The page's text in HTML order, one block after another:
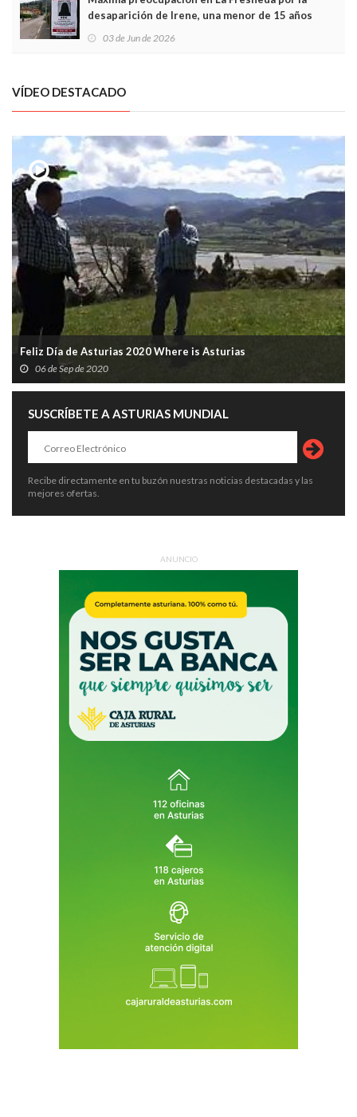
desaparición de Irene, una menor de 15 años
03 de Jun de 2026
VÍDEO DESTACADO
Feliz Día de Asturias 2020 Where is Asturias
06 de Sep de 2020
SUSCRÍBETE A ASTURIAS MUNDIAL
Recibe directamente en tu buzón nuestras noticias destacadas y las
mejores ofertas.
ANUNCIO